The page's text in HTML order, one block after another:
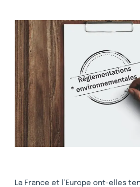
La France et l’Europe ont-elles